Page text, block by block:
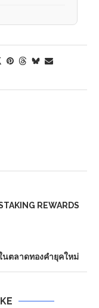
REWARDS
นตลาดทองคำยุคใหม่